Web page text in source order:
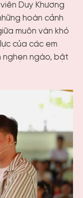
Duy Khương
hoàn cảnh
muôn vàn khó
của các em
nghẹn ngào, bật